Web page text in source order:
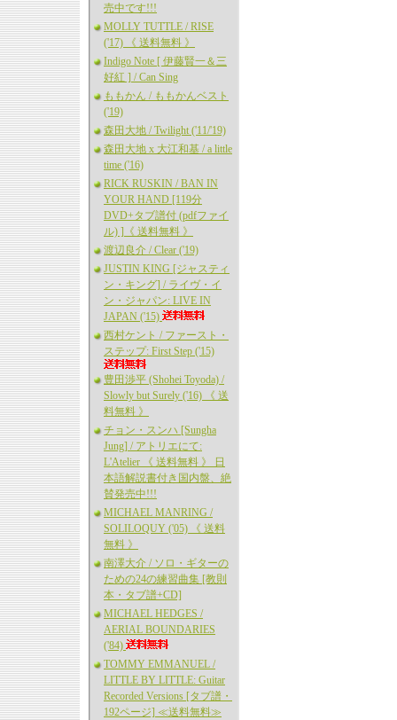
売中です!!!
MOLLY TUTTLE / RISE
('17) 《 送料無料 》
Indigo Note [ 伊藤賢一＆三
好紅 ] / Can Sing
ももかん / ももかんベスト
('19)
森田大地 / Twilight ('11/'19)
森田大地 x 大江和基 / a little
time ('16)
RICK RUSKIN / BAN IN
YOUR HAND [119分
DVD+タブ譜付 (pdfファイ
ル) ]《 送料無料 》
渡辺良介 / Clear ('19)
JUSTIN KING [ジャスティ
ン・キング] / ライヴ・イ
ン・ジャパン: LIVE IN
JAPAN ('15)
西村ケント / ファースト・
ステップ: First Step ('15)
豊田渉平 (Shohei Toyoda) /
Slowly but Surely ('16) 《 送
料無料 》
チョン・スンハ [Sungha
Jung] / アトリエにて:
L'Atelier 《 送料無料 》 日
本語解説書付き国内盤、絶
賛発売中!!!
MICHAEL MANRING /
SOLILOQUY ('05) 《 送料
無料 》
南澤大介 / ソロ・ギターの
ための24の練習曲集 [教則
本・タブ譜+CD]
MICHAEL HEDGES /
AERIAL BOUNDARIES
('84)
TOMMY EMMANUEL /
LITTLE BY LITTLE: Guitar
Recorded Versions [タブ譜・
192ページ] ≪送料無料≫